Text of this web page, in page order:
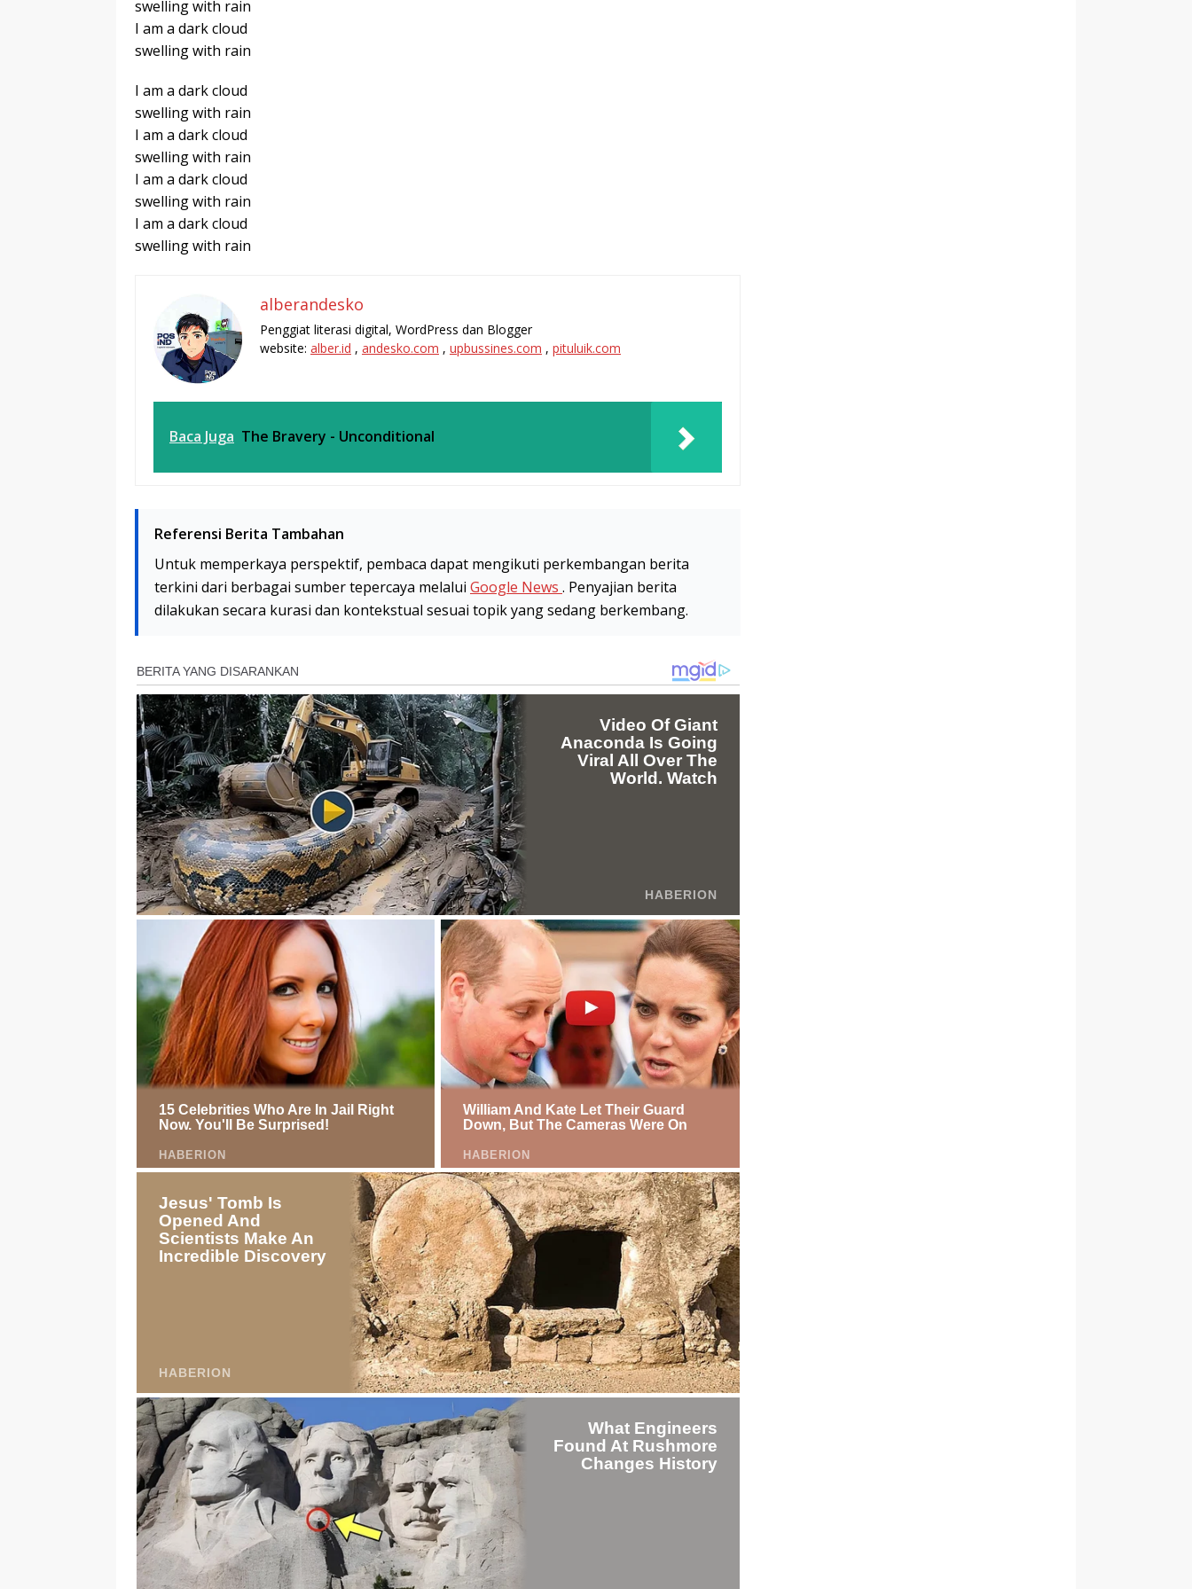
swelling with rain
I am a dark cloud
swelling with rain
I am a dark cloud
swelling with rain
I am a dark cloud
swelling with rain
I am a dark cloud
swelling with rain
I am a dark cloud
swelling with rain
alberandesko
Penggiat literasi digital, WordPress dan Blogger
website: alber.id , andesko.com , upbussines.com , pituluik.com
Baca Juga The Bravery - Unconditional
Referensi Berita Tambahan
Untuk memperkaya perspektif, pembaca dapat mengikuti perkembangan berita
terkini dari berbagai sumber tepercaya melalui Google News . Penyajian berita
dilakukan secara kurasi dan kontekstual sesuai topik yang sedang berkembang.